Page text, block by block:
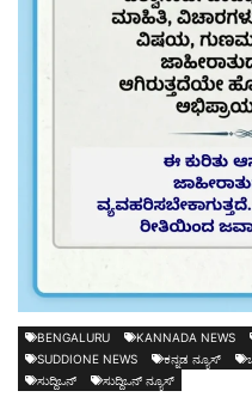
BENGALURU KANNADA NEWS
SUDDIONE NEWS
ಕನ್ನಡ ನ್ಯೂಸ್
ಸುದ್ದಿಒನ್
ಸುದ್ದಿಒನ್ ನ್ಯೂಸ್